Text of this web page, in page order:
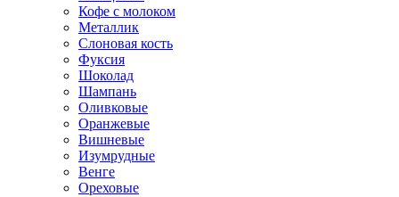
Кофе с молоком
Металлик
Слоновая кость
Фуксия
Шоколад
Шампань
Оливковые
Оранжевые
Вишневые
Изумрудные
Венге
Ореховые